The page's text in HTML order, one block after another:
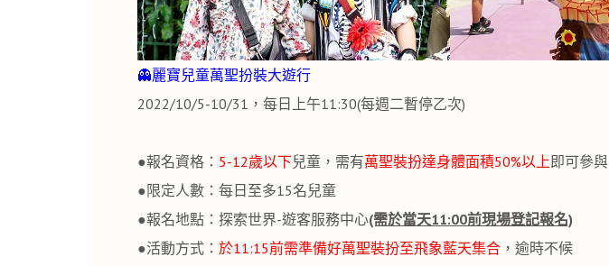
👻麗寶兒童萬聖扮裝大遊行
2022/10/5-10/31，每日上午11:30(每週二暫停乙次)
●報名資格： 5-12歲以下兒童，需有萬聖裝扮達身體面積50%以上即可參與
●限定人數：每日至多15名兒童
●報名地點：探索世界-遊客服務中心(需於當天11:00前現場登記報名)
●活動方式： 於11:15前需準備好萬聖裝扮至飛象藍天集合 ，逾時不候